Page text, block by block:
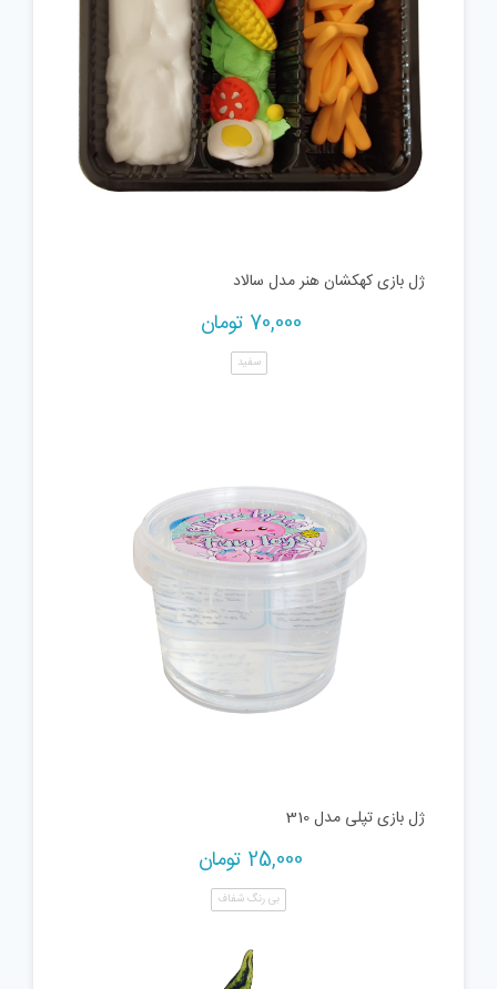
ژل بازی کهکشان هنر مدل سالاد
70,000 تومان
سفید
ژل بازی تپلی مدل 310
25,000 تومان
بی رنگ شفاف